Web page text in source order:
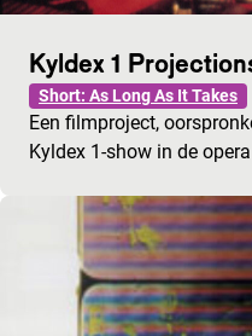
Kyldex 1
Short: As Long As It Takes
Een filmproject,
Kyldex 1-show in de